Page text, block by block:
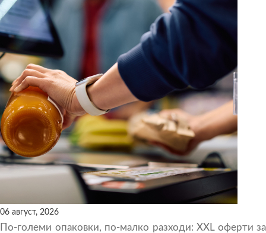
06 август, 2026
По-големи опаковки, по-малко разходи: XXL оферти за